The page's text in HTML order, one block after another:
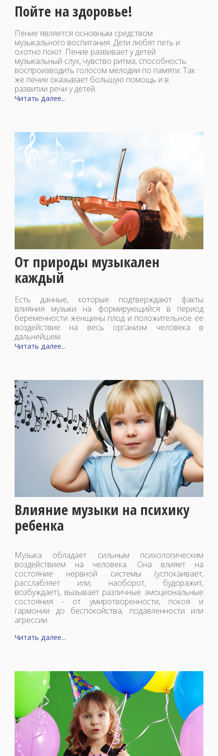
Пойте на здоровье!
Пение является основным средством
музыкального воспитания. Дети любят петь и
охотно поют. Пение развивает у детей
музыкальный слух, чувство ритма, способность
воспроизводить голосом мелодии по памяти. Так
же пение оказывает большую помощь и в
развитии речи у детей.
Читать далее...
От природы музыкален
каждый
Есть данные, которые подтверждают факты
влияния музыки на формирующийся в период
беременности женщины плод и положительное ее
воздействие на весь организм человека в
дальнейшем.
Читать далее...
Влияние музыки на психику
ребенка
Музыка обладает сильным психологическим
воздействием на человека. Она влияет на
состояние нервной системы (успокаивает,
расслабляет или, наоборот, будоражит,
возбуждает), вызывает различные эмоциональные
состояния - от умиротворенности, покоя и
гармонии до беспокойства, подавленности или
агрессии.
Читать далее...